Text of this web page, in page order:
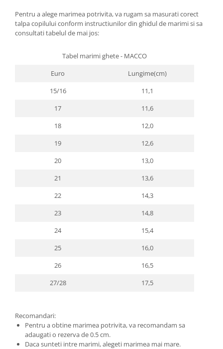
Pentru a alege marimea potrivita, va rugam sa masurati corect
talpa copilului conform instructiunilor din ghidul de marimi si sa
consultati tabelul de mai jos:
Tabel marimi ghete - MACCO
Euro
Lungime(cm)
15/16
11,1
17
11,6
18
12,0
19
12,6
20
13,0
21
13,6
22
14,3
23
14,8
24
15,4
25
16,0
26
16,5
27/28
17,5
Recomandari:
Pentru a obtine marimea potrivita, va recomandam sa
adaugati o rezerva de 0.5 cm.
Daca sunteti intre marimi, alegeti marimea mai mare.